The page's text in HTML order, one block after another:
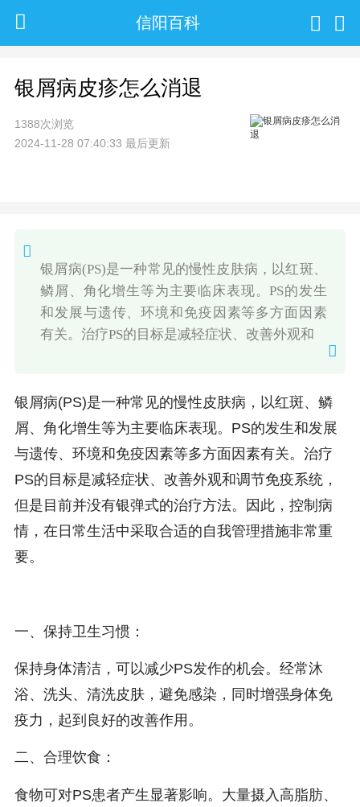
信阳百科
银屑病皮疹怎么消退
1388次浏览
2024-11-28 07:40:33 最后更新
银屑病(PS)是一种常见的慢性皮肤病，以红斑、
鳞屑、角化增生等为主要临床表现。PS的发生
和发展与遗传、环境和免疫因素等多方面因素
有关。治疗PS的目标是减轻症状、改善外观和
银屑病(PS)是一种常见的慢性皮肤病，以红斑、鳞
屑、角化增生等为主要临床表现。PS的发生和发展
与遗传、环境和免疫因素等多方面因素有关。治疗
PS的目标是减轻症状、改善外观和调节免疫系统，
但是目前并没有银弹式的治疗方法。因此，控制病
情，在日常生活中采取合适的自我管理措施非常重
要。
一、保持卫生习惯：
保持身体清洁，可以减少PS发作的机会。经常沐
浴、洗头、清洗皮肤，避免感染，同时增强身体免
疫力，起到良好的改善作用。
二、合理饮食：
食物可对PS患者产生显著影响。大量摄入高脂肪、